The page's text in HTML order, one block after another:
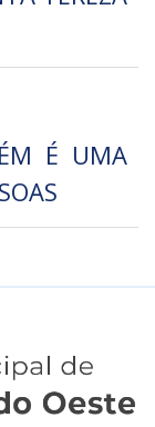
É UMA